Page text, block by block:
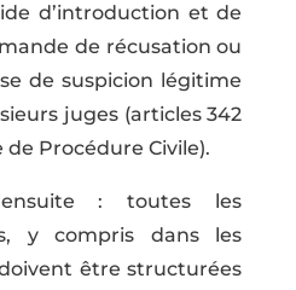
d’introduction et de
de récusation ou
de suspicion légitime
juges (articles 342
Procédure Civile).
: toutes les
y compris dans les
être structurées